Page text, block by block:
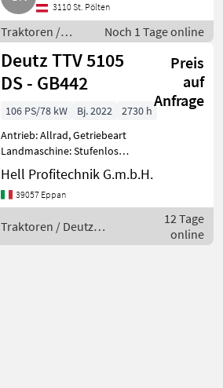
Schaltgetriebe, Luftsitz, 4-Rad
Bremse, hydraulisches B
3110 St. Pölten
Traktoren /
Obst-/Weinbautraktoren
Noch 1 Tage online
Deutz TTV 5105
DS - GB442
Preis
auf
Anfrage
106 PS/78 kW Bj. 2022
2730 h
Antrieb: Allrad, Getriebeart
Landmaschine: Stufenloses
Getriebe, Plattform: Kabine,
Zapfwellendrehzahl:
540/750,
km/h: 40 km/h, Aufladung:
Turbol
Hell Profitechnik G.m.b.H.
39057 Eppan
Traktoren / Deutz
Fahr
12 Tage
online